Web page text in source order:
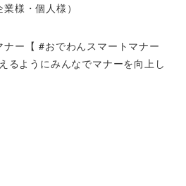
様・個人様）
ー【 #おでわんスマートマナー
るようにみんなでマナーを向上し